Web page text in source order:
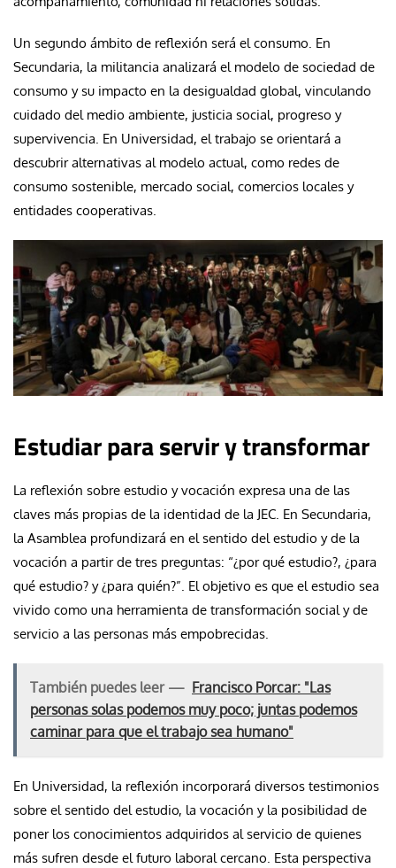
Un segundo ámbito de reflexión será el consumo. En
Secundaria, la militancia analizará el modelo de sociedad de
consumo y su impacto en la desigualdad global, vinculando
cuidado del medio ambiente, justicia social, progreso y
supervivencia. En Universidad, el trabajo se orientará a
descubrir alternativas al modelo actual, como redes de
consumo sostenible, mercado social, comercios locales y
entidades cooperativas.
Estudiar para servir y transformar
La reflexión sobre estudio y vocación expresa una de las
claves más propias de la identidad de la JEC. En Secundaria,
la Asamblea profundizará en el sentido del estudio y de la
vocación a partir de tres preguntas: “¿por qué estudio?, ¿para
qué estudio? y ¿para quién?”. El objetivo es que el estudio sea
vivido como una herramienta de transformación social y de
servicio a las personas más empobrecidas.
También puedes leer — Francisco Porcar: "Las
personas solas podemos muy poco; juntas podemos
caminar para que el trabajo sea humano"
En Universidad, la reflexión incorporará diversos testimonios
sobre el sentido del estudio, la vocación y la posibilidad de
poner los conocimientos adquiridos al servicio de quienes
más sufren desde el futuro laboral cercano. Esta perspectiva